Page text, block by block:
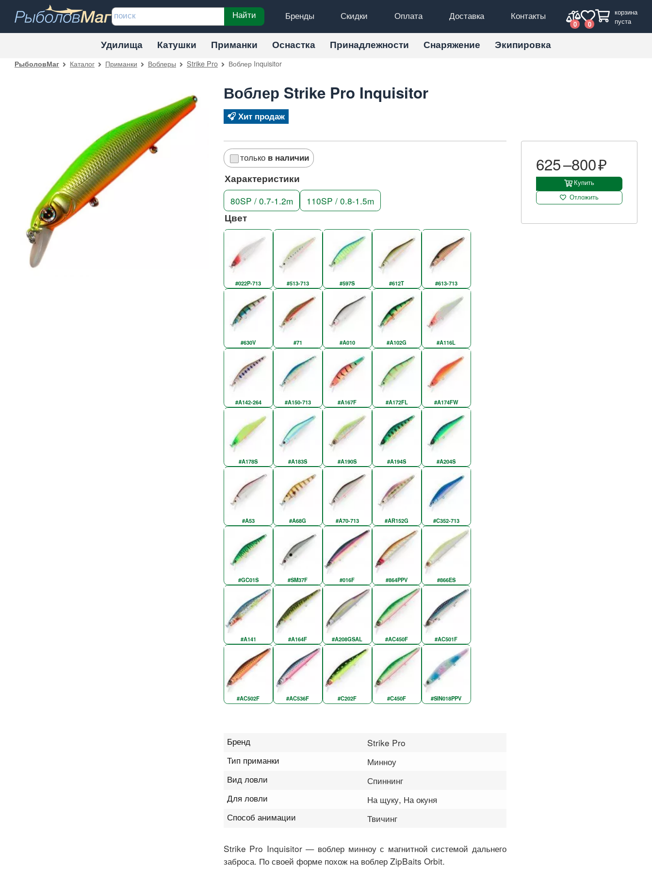
Бренды Скидки Оплата Доставка Контакты
Найти
0 0
корзина
пуста
Удилища Катушки Приманки Оснастка Принадлежности Снаряжение Экипировка
РыболовМаг Каталог Приманки Воблеры Strike Pro Воблер Inquisitor
Воблер Strike Pro Inquisitor
Хит продаж
только в наличии
Характеристики
80SP / 0.7-1.2m 110SP / 0.8-1.5m
Цвет
#022P-713 #513-713 #597S #612T #613-713
#630V #71 #A010 #A102G #A116L
#A142-264 #A150-713 #A167F #A172FL #A174FW
#A178S #A183S #A190S #A194S #A204S
#A53 #A68G #A70-713 #AR152G #C352-713
#GC01S #SM37F #016F #864PPV #866ES
#A141 #A164F #A208GSAL #AC450F #AC501F
#AC502F #AC536F #C202F #C450F #SIN018PPV
Бренд
Strike Pro
Тип приманки
Минноу
Вид ловли
Спиннинг
Для ловли
На щуку, На окуня
Способ анимации
Твичинг
625 –800
Купить
Отложить
Strike Pro Inquisitor — воблер минноу с магнитной системой дальнего
заброса. По своей форме похож на воблер ZipBaits Orbit.